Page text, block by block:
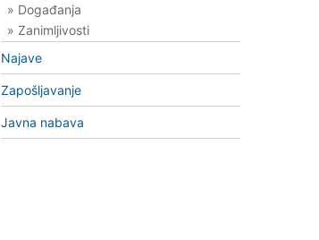
» Događanja
» Zanimljivosti
Najave
Zapošljavanje
Javna nabava